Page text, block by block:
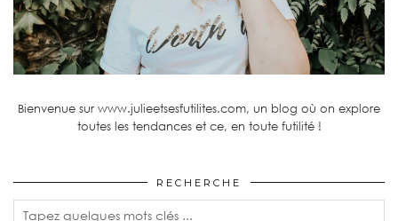
Bienvenue sur www.julieetsesfutilites.com, un blog où on explore
toutes les tendances et ce, en toute futilité !
RECHERCHE